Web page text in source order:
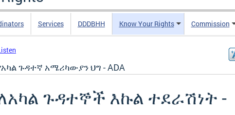
Services DDDBHH Know Your Rights Commission
ጉዳተኛ አሜሪካውያን ህግ - ADA
ጉዳተኞች እኩል ተደራሽነት -